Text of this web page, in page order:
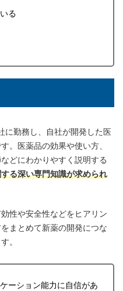
る
に勤務し、自社が開発した医
。医薬品の効果や使い方、
どにわかりやすく説明する
る深い専門知識が求められ
性や安全性などをヒアリン
まとめて新薬の開発につな
。
ーション能力に自信があ